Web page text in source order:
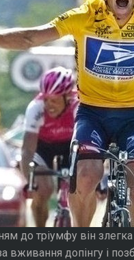
до тріумфу він
вживання допінгу і